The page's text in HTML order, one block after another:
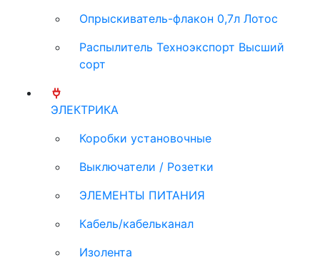
Опрыскиватель-флакон 0,7л Лотос
Распылитель Техноэкспорт Высший
сорт
ЭЛЕКТРИКА
Коробки установочные
Выключатели / Розетки
ЭЛЕМЕНТЫ ПИТАНИЯ
Кабель/кабельканал
Изолента